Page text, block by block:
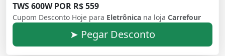
TWS 600W POR R$ 559
Cupom Desconto Hoje para Eletrônica na loja Carrefour
➤ Pegar Desconto